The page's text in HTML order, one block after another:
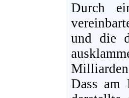
Durch
und die
Milliarden
Dass am